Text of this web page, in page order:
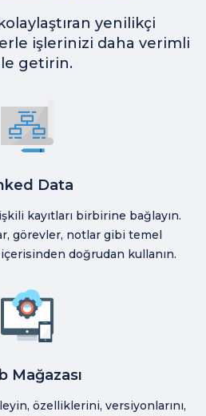
yenilikçi
işlerinizi daha verimli
getirin.
Data
kayıtları birbirine bağlayın.
görevler, notlar gibi temel
doğrudan kullanın.
Mağazası
özelliklerini, versiyonlarını,